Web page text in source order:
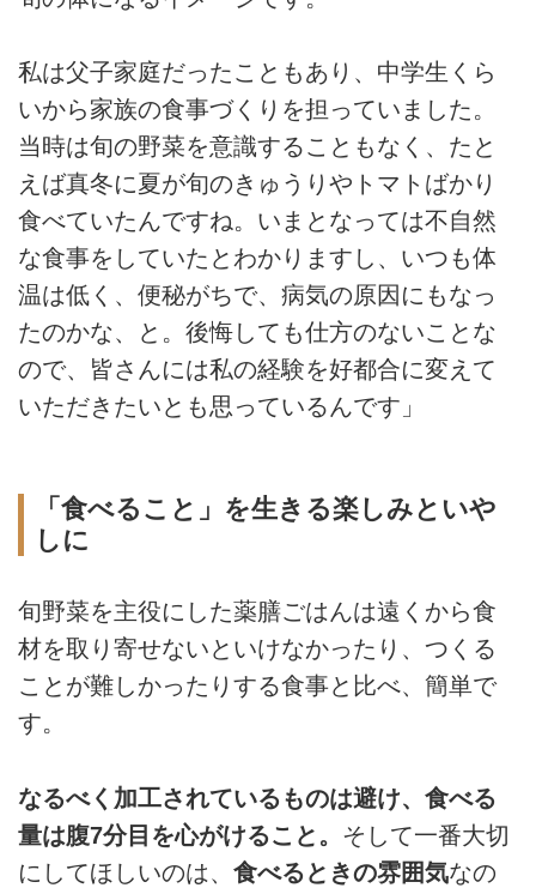
私は父子家庭だったこともあり、中学生くら
いから家族の食事づくりを担っていました。
当時は旬の野菜を意識することもなく、たと
えば真冬に夏が旬のきゅうりやトマトばかり
食べていたんですね。いまとなっては不自然
な食事をしていたとわかりますし、いつも体
温は低く、便秘がちで、病気の原因にもなっ
たのかな、と。後悔しても仕方のないことな
ので、皆さんには私の経験を好都合に変えて
いただきたいとも思っているんです」
「食べること」を生きる楽しみといや
しに
旬野菜を主役にした薬膳ごはんは遠くから食
材を取り寄せないといけなかったり、つくる
ことが難しかったりする食事と比べ、簡単で
す。
なるべく加工されているものは避け、食べる
量は腹7分目を心がけること。 そして一番大切
にしてほしいのは、 食べるときの雰囲気なの